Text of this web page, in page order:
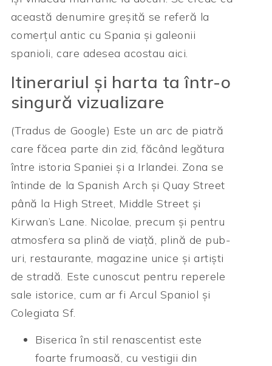
această denumire greșită se referă la
comerțul antic cu Spania și galeonii
spanioli, care adesea acostau aici.
Itinerariul și harta ta într-o
singură vizualizare
(Tradus de Google) Este un arc de piatră
care făcea parte din zid, făcând legătura
între istoria Spaniei și a Irlandei. Zona se
întinde de la Spanish Arch și Quay Street
până la High Street, Middle Street și
Kirwan’s Lane. Nicolae, precum și pentru
atmosfera sa plină de viață, plină de pub-
uri, restaurante, magazine unice și artiști
de stradă. Este cunoscut pentru reperele
sale istorice, cum ar fi Arcul Spaniol și
Colegiata Sf.
Biserica în stil renascentist este
foarte frumoasă, cu vestigii din